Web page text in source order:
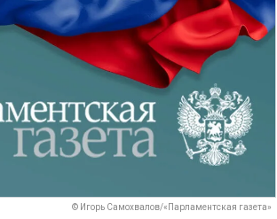
© Игорь Самохвалов/«Парламентская газета»